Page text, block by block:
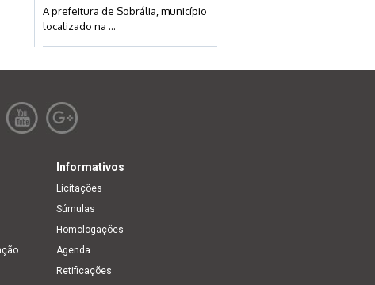
A prefeitura de Sobrália, município
localizado na ...
Informativos
Licitações
Súmulas
Homologações
Agenda
Retificações